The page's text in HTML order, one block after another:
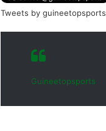
Tweets by guineetopsports
Guineetopsports